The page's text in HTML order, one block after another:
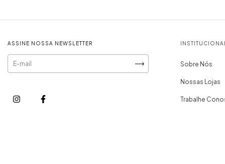
ASSINE NOSSA NEWSLETTER
Sobre Nós
Nossas Lojas
Trabalhe